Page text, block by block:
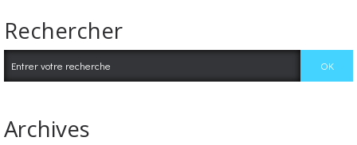
Rechercher
Archives